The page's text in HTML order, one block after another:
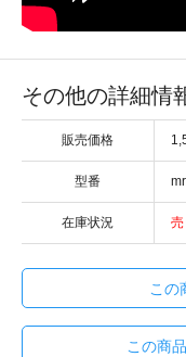
その他の詳細情
販売価格
型番
在庫状況 売
この
この商